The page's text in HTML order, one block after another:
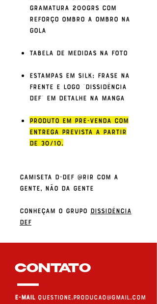
gramatura 200grs com
reforço ombro a ombro na
gola
Tabela de medidas na foto
Estampas em Silk: Frase na
frente e logo "Dissidência
Def" em detalhe na manga
Produto em pré-venda com
entrega prevista a partir
de 30/10.
Camiseta D-DEF @Rir Com a
gente, Não da Gente
Conheçam o grupo Dissidência
Def
CONTATO
E-MAIL questione.producao@gmail.com